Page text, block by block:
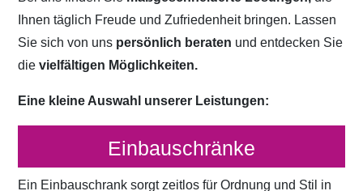
Ihnen täglich Freude und Zufriedenheit bringen. Lassen
Sie sich von uns persönlich beraten und entdecken Sie
dievielfältigen Möglichkeiten.
Eine kleine Auswahl unserer Leistungen:
Einbauschränke
Ein Einbauschrank sorgt zeitlos für Ordnung und Stil in